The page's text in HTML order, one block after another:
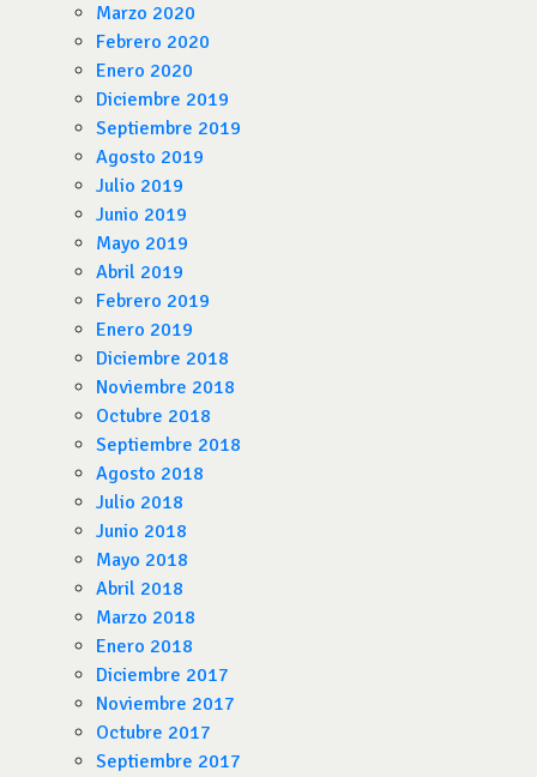
Marzo 2020
Febrero 2020
Enero 2020
Diciembre 2019
Septiembre 2019
Agosto 2019
Julio 2019
Junio 2019
Mayo 2019
Abril 2019
Febrero 2019
Enero 2019
Diciembre 2018
Noviembre 2018
Octubre 2018
Septiembre 2018
Agosto 2018
Julio 2018
Junio 2018
Mayo 2018
Abril 2018
Marzo 2018
Enero 2018
Diciembre 2017
Noviembre 2017
Octubre 2017
Septiembre 2017